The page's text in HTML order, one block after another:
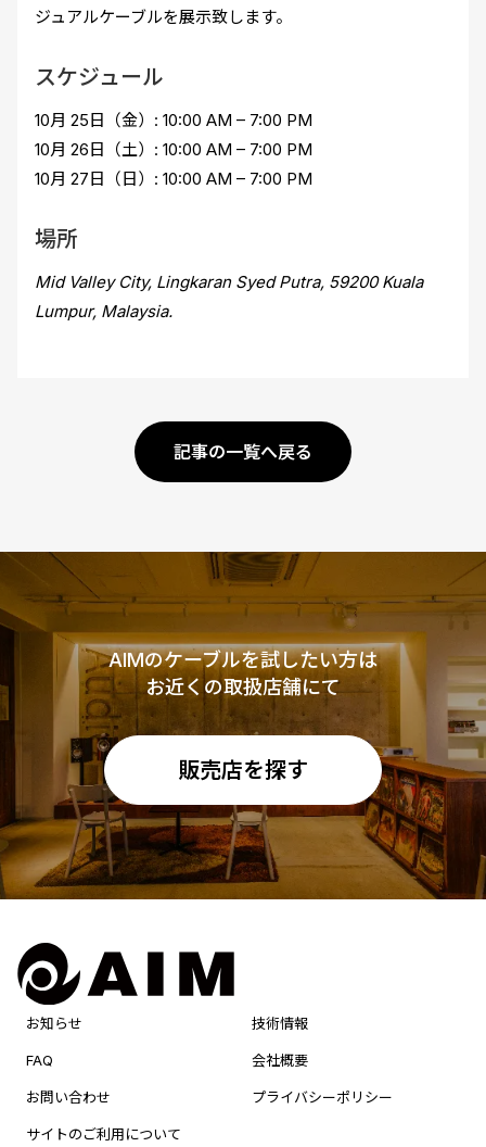
ジュアルケーブルを展示致します。
スケジュール
10月 25日（金）: 10:00 AM – 7:00 PM
10月 26日（土）: 10:00 AM – 7:00 PM
10月 27日（日）: 10:00 AM – 7:00 PM
場所
Mid Valley City, Lingkaran Syed Putra, 59200 Kuala
Lumpur, Malaysia.
記事の一覧へ戻る
AIMのケーブルを試したい方は
お近くの取扱店舗にて
販売店を探す
お知らせ 技術情報
FAQ 会社概要
お問い合わせ プライバシーポリシー
サイトのご利用について